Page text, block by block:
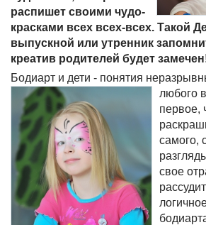
распишет своими чудо-
красками всех всех-всех. Такой
выпускной или утренник
креатив родителей будет
Бодиарт и дети - понятия
любого
первое,
самого,
свое